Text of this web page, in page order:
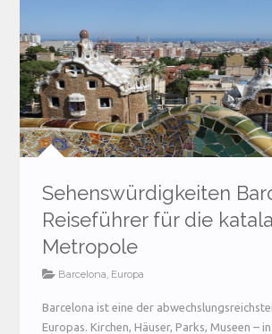
Sehenswürdigkeiten
Reiseführer für die
Metropole
Barcelona, Europa
Barcelona ist eine der
Europas. Kirchen, Häuser, Parks, Museen –